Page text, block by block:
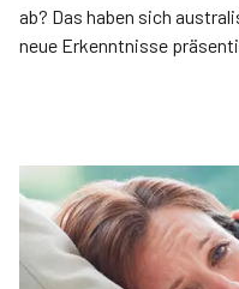
ab? Das haben sich
neue Erkenntnisse